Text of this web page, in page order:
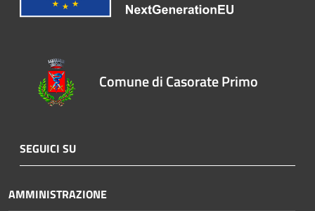
Comune di Casorate Primo
SEGUICI SU
AMMINISTRAZIONE